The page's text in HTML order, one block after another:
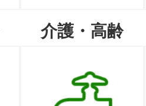
介護・高齢